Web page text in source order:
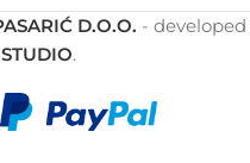
D.O.O. - developed
.